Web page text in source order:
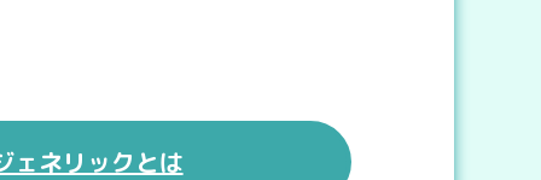
ェネリックとは